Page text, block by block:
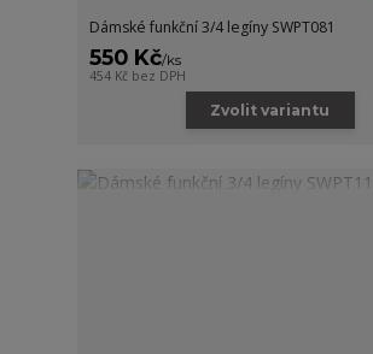
Dámské funkční 3/4 legíny SWPT081
550 Kč/ks
454 Kč bez DPH
Zvolit variantu